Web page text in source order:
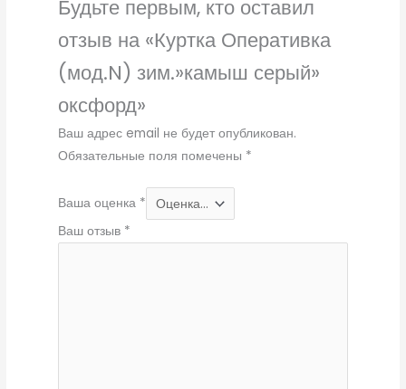
Будьте первым, кто оставил
отзыв на «Куртка Оперативка
(мод.N) зим.»камыш серый»
оксфорд»
Ваш адрес email не будет опубликован.
Обязательные поля помечены *
Ваша оценка *
Ваш отзыв *